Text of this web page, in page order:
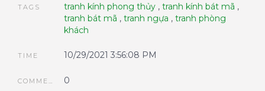
TAGS tranh kính phong thủy, tranh kính bát mã ,
tranh bát mã , tranh ngựa , tranh phòng
khách
TIME 10/29/2021 3:56:08 PM
COMMENTS 0